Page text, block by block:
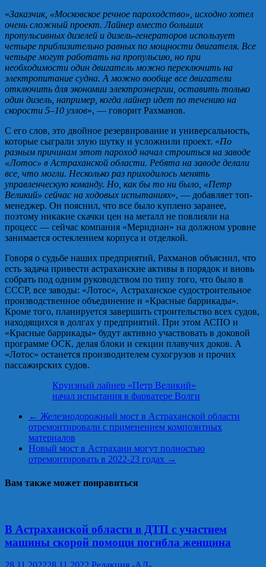
«Заказчик, «Московское речное пароходство», исходно хотел
очень сложный проект. Лайнер вместо больших
пропульсивных дизелей и дизель-генераторов использует
четыре приблизительно равных по мощности двигателя. Все
четыре могут работать на пропульсию, но при
необходимости один двигатель можно переключить на
электропитание судна. А можно вообще все двигатели
отключить для экономии электроэнергии, оставить только
один дизель, например, когда лайнер идет по течению на
скорости 5–10 узлов», — говорит Рахманов.
С его слов, это двойное резервирование и универсальность,
которые сыграли злую шутку и усложнили проект. «По
разным причинам этот пароход начал строиться на заводе
«Лотос» в Астраханской области. Ребята на заводе делали
все, что могли. Несколько раз приходилось менять
управленческую команду. Но, как бы то ни было, «Петр
Великий» сейчас на ходовых испытаниях», — добавляет топ-
менеджер. Он пояснил, что все было куплено заранее,
поэтому никакие скачки цен на металл не повлияли на
процесс — сейчас компания «Меридиан» на должном уровне
занимается остеклением корпуса и отделкой.
Говоря о судьбе наших предприятий, Рахманов объяснил, что
есть задача привести астраханские активы в порядок и вновь
собрать под одним руководством по типу того, что было в
СССР, все заводы: «Лотос», Астраханское судостроительное
производственное объединение и «Красные баррикады».
Кроме того, планируется завершить строительство всех судов,
находящихся в долгах у предприятий. При этом АСПО и
«Красные баррикады» будут активно участвовать в доковой
программе ОСК, делая блоки и секции плавучих доков. А
«Лотос» останется производителем сухогрузов и прочих
пассажирских судов.
Круизный лайнер «Петр Великий»
начал испытания в фарватере Волги
← Железнодорожный мост в Астраханской области
отремонтировали с применением композитных
материалов
Новый мост в Астрахани могут полностью
отремонтировать в 2022-23 годах →
Вам также может понравиться
В Астраханской области в ДТП с участием
машины скорой помощи погибла женщина